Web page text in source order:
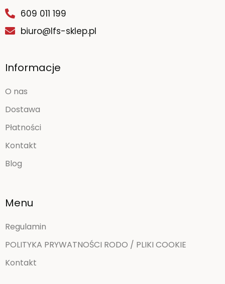
609 011 199
biuro@lfs-sklep.pl
Informacje
O nas
Dostawa
Płatności
Kontakt
Blog
Menu
Regulamin
POLITYKA PRYWATNOŚCI RODO / PLIKI COOKIE
Kontakt